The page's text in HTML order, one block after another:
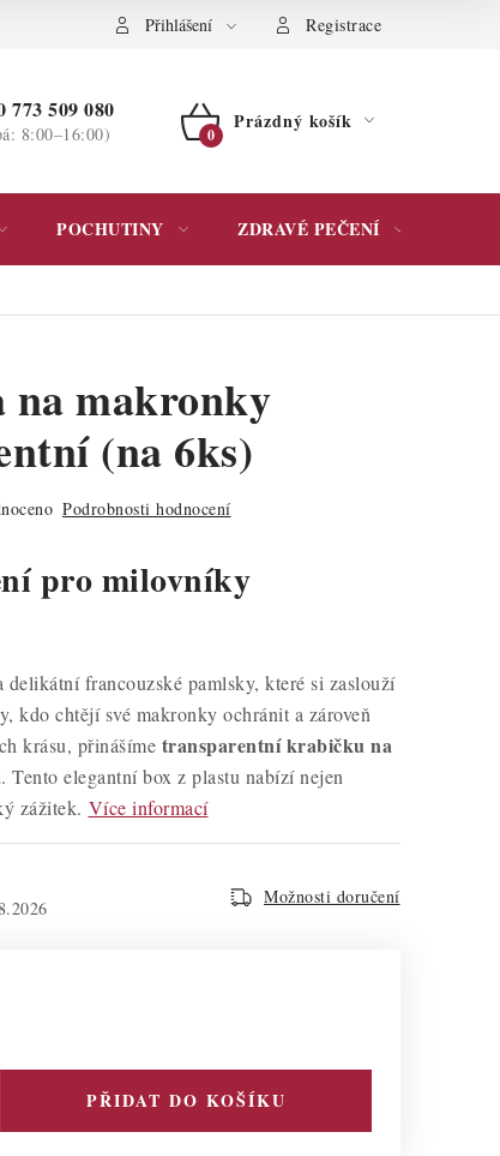
osobních údajů Přihlášení Registrace
773 509 080
8:00–16:00)
NÁKUPNÍ
Prázdný košík
POCHUTINY ZDRAVÉ PEČENÍ
makronky
(na 6ks)
Podrobnosti hodnocení
pro milovníky
delikátní francouzské pamlsky, které si zaslouží
kdo chtějí své makronky ochránit a zároveň
krásu, přinášíme transparentní krabičku na
Tento elegantní box z plastu nabízí nejen
zážitek. Více informací
Možnosti doručení
PŘIDAT DO KOŠÍKU